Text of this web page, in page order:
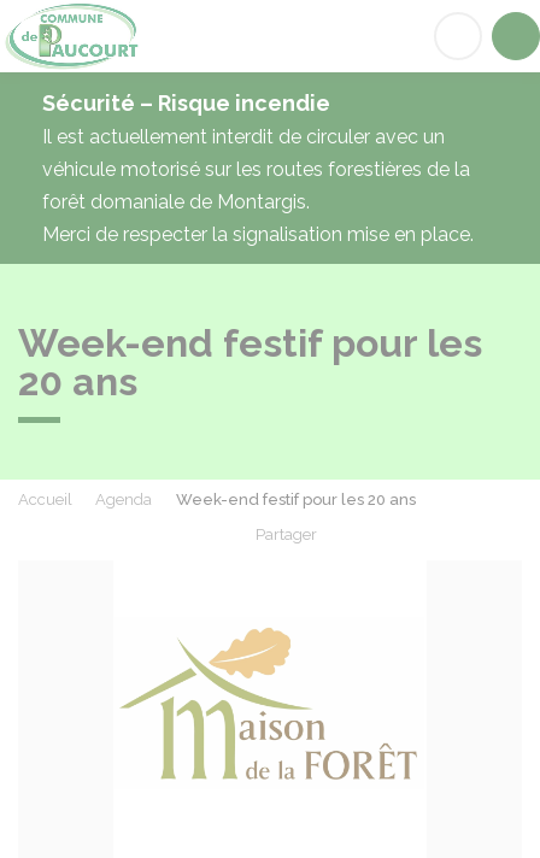
Sécurité – Risque incendie
Il est actuellement interdit de circuler avec un
véhicule motorisé sur les routes forestières de la
forêt domaniale de Montargis.
Merci de respecter la signalisation mise en place.
Week-end festif pour les
20 ans
Accueil Agenda
Week-end festif pour les 20 ans
Partager